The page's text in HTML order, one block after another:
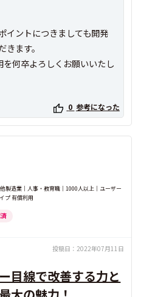
イントにつきましても開発
ます。
を何卒よろしくお願いいたし
0 参考になった
製造業｜人事・教育職｜1000人以上｜ユーザー
プ 有償利用
投稿日： 2022年07月11日
目線で改善する力と